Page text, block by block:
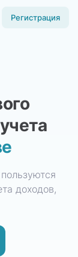
Регистрация
доходов,